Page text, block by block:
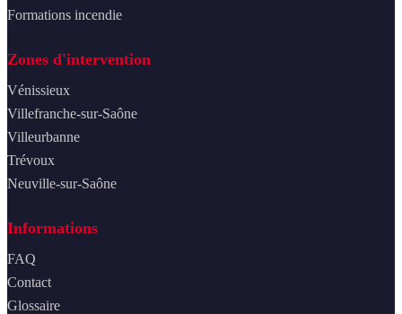
Formations incendie
Zones d'intervention
Vénissieux
Villefranche-sur-Saône
Villeurbanne
Trévoux
Neuville-sur-Saône
Informations
FAQ
Contact
Glossaire